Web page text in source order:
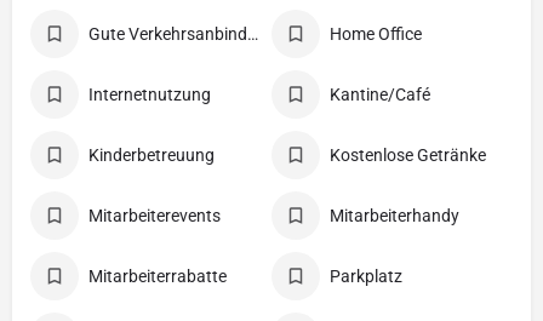
Gute Verkehrsanbindung Home Office
Internetnutzung Kantine/Café
Kinderbetreuung Kostenlose Getränke
Mitarbeiterevents Mitarbeiterhandy
Mitarbeiterrabatte Parkplatz